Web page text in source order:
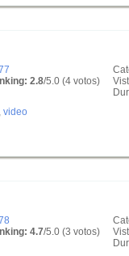
2.8/5.0 (4 votos)
, video
4.7/5.0 (3 votos)